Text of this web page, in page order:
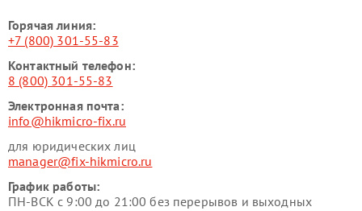
Горячая линия:
+7 (800) 301-55-83
Контактный телефон:
8 (800) 301-55-83
Электронная почта:
info@hikmicro-fix.ru
для юридических лиц
manager@fix-hikmicro.ru
График работы:
ПН-ВСК с 9:00 до 21:00 без перерывов и выходных